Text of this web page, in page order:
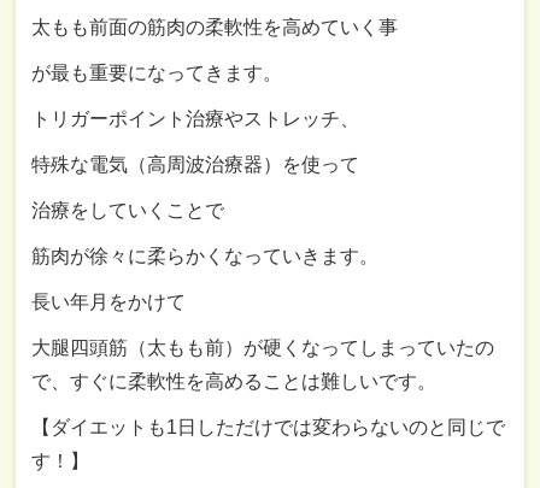
太もも前面の筋肉の柔軟性を高めていく事
が最も重要になってきます。
トリガーポイント治療やストレッチ、
特殊な電気（高周波治療器）を使って
治療をしていくことで
筋肉が徐々に柔らかくなっていきます。
長い年月をかけて
大腿四頭筋（太もも前）が硬くなってしまっていたの
で、すぐに柔軟性を高めることは難しいです。
【ダイエットも1日しただけでは変わらないのと同じで
す！】